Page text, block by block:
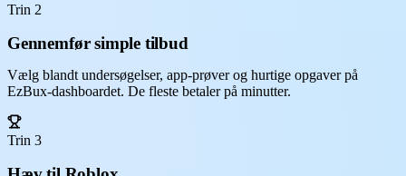
Trin 2
Gennemfør simple tilbud
Vælg blandt undersøgelser, app-prøver og hurtige opgaver på
EzBux-dashboardet. De fleste betaler på minutter.
Trin 3